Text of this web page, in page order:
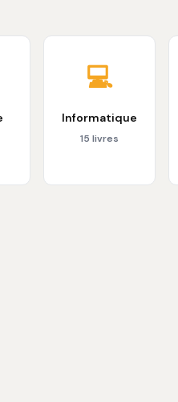
💻
Informatique
15 livres